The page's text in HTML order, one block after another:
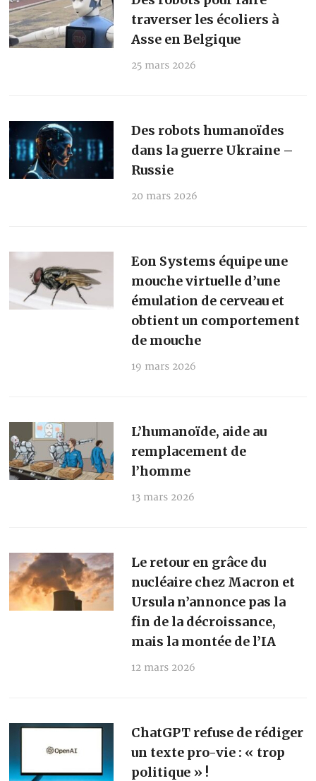
traverser les écoliers à
Asse en Belgique
25 mars 2026
Des robots humanoïdes
dans la guerre Ukraine –
Russie
20 mars 2026
Eon Systems équipe une
mouche virtuelle d’une
émulation de cerveau et
obtient un comportement
de mouche
19 mars 2026
L’humanoïde, aide au
remplacement de
l’homme
13 mars 2026
Le retour en grâce du
nucléaire chez Macron et
Ursula n’annonce pas la
fin de la décroissance,
mais la montée de l’IA
12 mars 2026
ChatGPT refuse de rédiger
un texte pro-vie : « trop
politique » !